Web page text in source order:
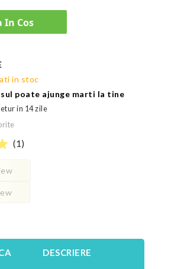
In Cos
in stoc
poate ajunge marti la tine
in 14 zile
(1)
DESCRIERE